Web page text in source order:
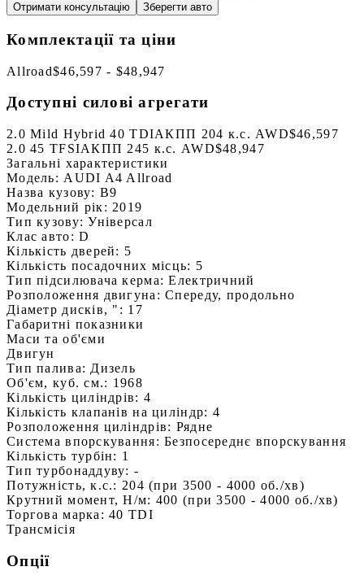
Отримати консультацію Зберегти авто
Комплектації та ціни
Allroad$46,597 - $48,947
Доступні силові агрегати
2.0 Mild Hybrid 40 TDIАКПП 204 к.с. AWD$46,597
2.0 45 TFSIАКПП 245 к.с. AWD$48,947
Загальні характеристики
Модель: AUDI A4 Allroad
Назва кузову: B9
Модельний рік: 2019
Тип кузову:Універсал
Клас авто:D
Кількість дверей: 5
Кількість посадочних місць: 5
Тип підсилювача керма:Електричний
Розположення двигуна:Спереду, продольно
Діаметр дисків, ": 17
Габаритні показники
Маси та об'єми
Двигун
Тип палива: Дизель
Об'єм, куб. см.: 1968
Кількість циліндрів: 4
Кількість клапанів на циліндр: 4
Розположення циліндрів: Рядне
Система впорскування:Безпосереднє впорскування
Кількість турбін: 1
Тип турбонаддуву:-
Потужність, к.с.: 204 (при 3500 - 4000 об./хв)
Крутний момент, Н/м: 400 (при 3500 - 4000 об./хв)
Торгова марка:40 TDI
Трансмісія
Опції